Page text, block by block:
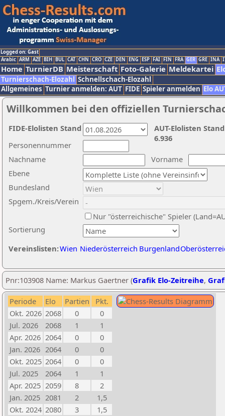
Logged on: Gast
Arabic ARM AZE BIH BUL CAT CHN CRO CZE DEN ENG ESP FAI FIN FRA GER GRE INA
Home TurnierDB Meisterschaft Foto-Galerie Meldekartei
Turnierschach-Elozahl Schnellschach-Elozahl
Allgemeines Turnier anmelden: AUT FIDE Spieler anmelden Elo
Willkommen bei den offiziellen
Nachname
Vorname
Ebene
Sortierung
Personennummer
Bundesland
Spgem./Kreis/Verein
Nur "österreichische" Spieler
Vereinslisten:Wien Niederösterreich Burgenland
AUT-Elolisten
6.936
FIDE-Elolisten Stand
Pnr:103908 Name: Markus Gaertner (Grafik Elo-Zeitreihe,
Periode Elo Partien
Pkt.
Okt. 2026 2068 0
0
Jul. 2026
2068 1
1
Apr. 2026 2064 0
0
Jan. 2026 2064 0
0
Okt. 2025 2064 0
0
Jul. 2025
2064 1
1
Apr. 2025 2059 8
2
Jan. 2025 2081 2
1,5
Okt. 2024 2080 3
1,5